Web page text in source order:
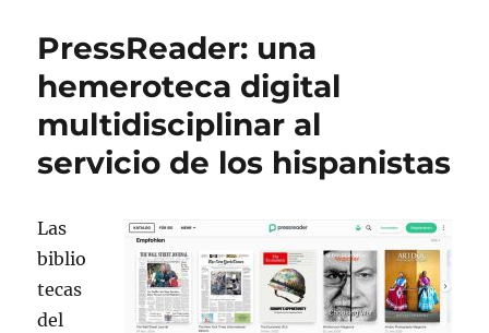
y
digitales
a
texto
completo
PressReader: una
hemeroteca digital
multidisciplinar al
servicio de los hispanistas
Las
biblio
tecas
del